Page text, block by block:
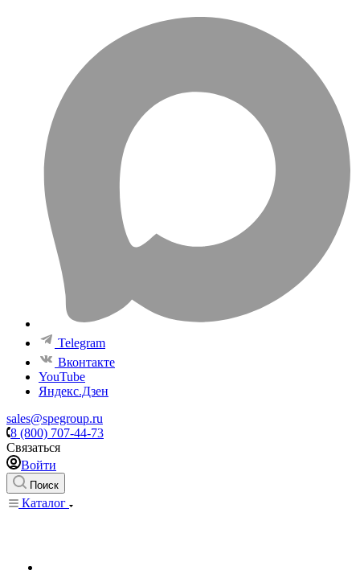
Telegram
Вконтакте
YouTube
Яндекс.Дзен
sales@spegroup.ru
8 (800) 707-44-73
Связаться
Войти
Поиск
Каталог